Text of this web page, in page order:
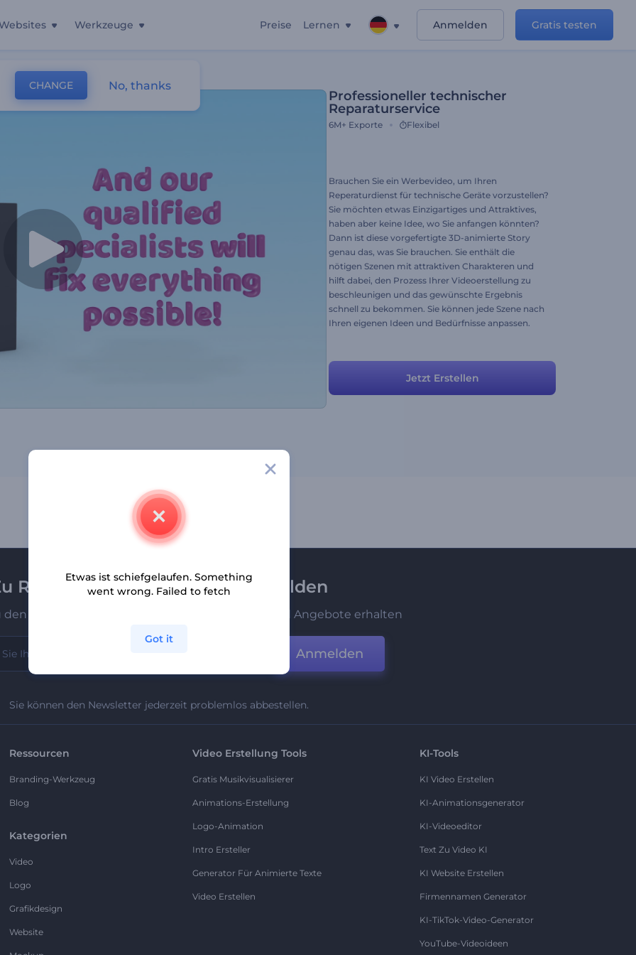
Werkzeuge Preise Lernen Anmelden Gratis testen
Professioneller technischer
Reparaturservice
6M+ Exporte Flexibel
Brauchen Sie ein Werbevideo, um Ihren
Reperaturdienst für technische Geräte vorzustellen?
Sie möchten etwas Einzigartiges und Attraktives,
haben aber keine Idee, wo Sie anfangen könnten?
Dann ist diese vorgefertigte 3D-animierte Story
genau das, was Sie brauchen. Sie enthält die
nötigen Szenen mit attraktiven Charakteren und
hilft dabei, den Prozess Ihrer Videoerstellung zu
beschleunigen und das gewünschte Ergebnis
schnell zu bekommen. Sie können jede Szene nach
Ihren eigenen Ideen und Bedürfnisse anpassen.
Jetzt Erstellen
Renderforest-Newsletter anmelden
den Ersten, die unsere neuesten Nachrichten und Angebote erhalten
Anmelden
Sie können den Newsletter jederzeit problemlos abbestellen.
Ressourcen
Branding-Werkzeug
Blog
Kategorien
Video
Logo
Grafikdesign
Website
Video Erstellung Tools
Gratis Musikvisualisierer
Animations-Erstellung
Logo-Animation
Intro Ersteller
Generator Für Animierte Texte
Video Erstellen
KI-Tools
KI Video Erstellen
KI-Animationsgenerator
KI-Videoeditor
Text Zu Video KI
KI Website Erstellen
Firmennamen Generator
KI-TikTok-Video-Generator
YouTube-Videoideen
CHANGE No, thanks
Etwas ist schiefgelaufen. Something
went wrong. Failed to fetch
Got it